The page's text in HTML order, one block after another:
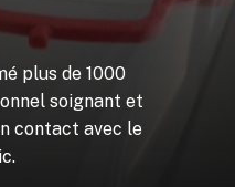
plus de 1000
soignant et
contact avec le